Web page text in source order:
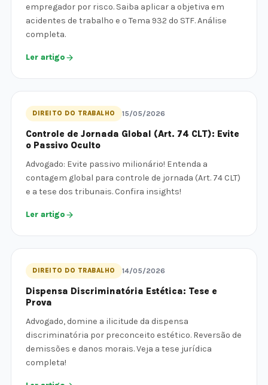
empregador por risco. Saiba aplicar a objetiva em
acidentes de trabalho e o Tema 932 do STF. Análise
completa.
Ler artigo
DIREITO DO TRABALHO 15/05/2026
Controle de Jornada Global (Art. 74 CLT): Evite
o Passivo Oculto
Advogado: Evite passivo milionário! Entenda a
contagem global para controle de jornada (Art. 74 CLT)
e a tese dos tribunais. Confira insights!
Ler artigo
DIREITO DO TRABALHO 14/05/2026
Dispensa Discriminatória Estética: Tese e
Prova
Advogado, domine a ilicitude da dispensa
discriminatória por preconceito estético. Reversão de
demissões e danos morais. Veja a tese jurídica
completa!